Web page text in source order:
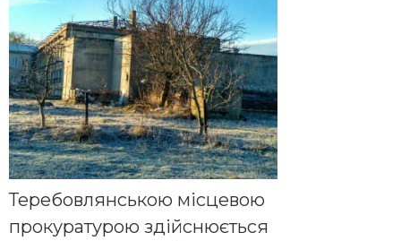
Теребовлянською місцевою
прокуратурою здійснюється